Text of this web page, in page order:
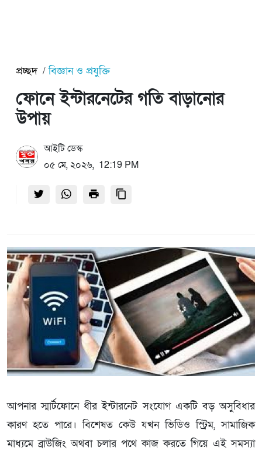
প্রচ্ছদ বিজ্ঞান ও প্রযুক্তি
ফোনে ইন্টারনেটের গতি বাড়ানোর
উপায়
আইটি ডেস্ক
০৫ মে, ২০২৬, 12:19 PM
আপনার স্মার্টফোনে ধীর ইন্টারনেট সংযোগ একটি বড় অসুবিধার
কারণ হতে পারে। বিশেষত কেউ যখন ভিডিও স্ট্রিম, সামাজিক
মাধ্যমে ব্রাউজিং অথবা চলার পথে কাজ করতে গিয়ে এই সমস্যা